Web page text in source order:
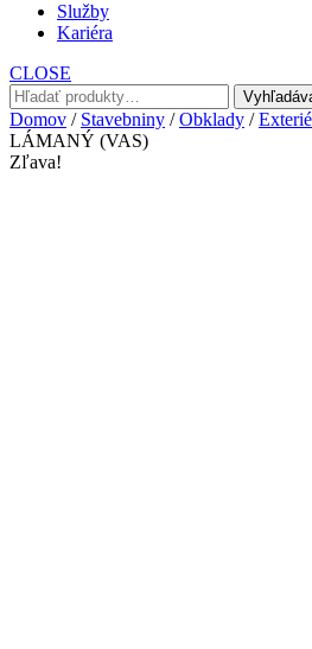
Služby
Kariéra
CLOSE
Hľadať:
Domov / Stavebniny /Obklady /
LÁMANÝ (VAS)
Zľava!